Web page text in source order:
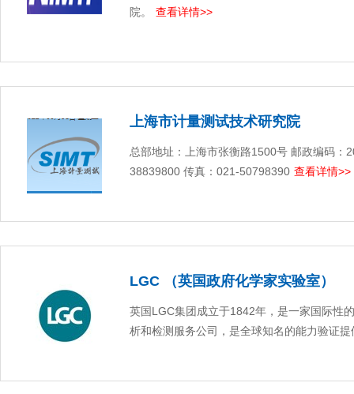
院。
查看详情>>
上海市计量测试技术研究院
总部地址：上海市张衡路1500号 邮政编码：
38839800 传真：021-50798390 查看详情>>
LGC （英国政府化学家实验室）
英国LGC集团成立于1842年，是一家国际性
析和检测服务公司，是全球知名的能力验证提